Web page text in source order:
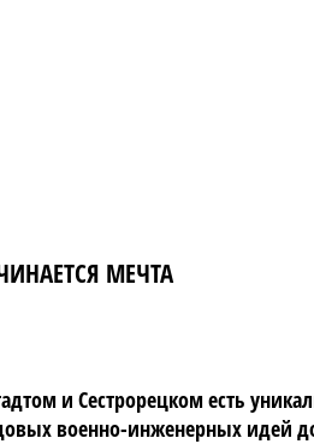
МЕЧТА
и Сестрорецком есть
военно-инженерных идей